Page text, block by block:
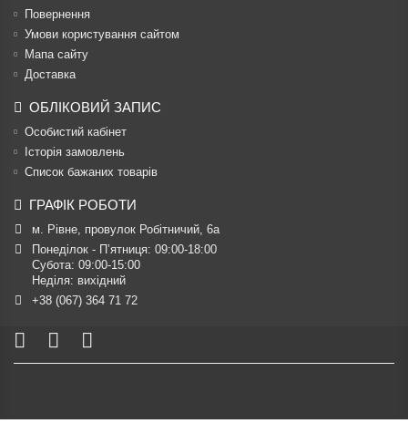
Повернення
Умови користування сайтом
Мапа сайту
Доставка
ОБЛІКОВИЙ ЗАПИС
Особистий кабінет
Історія замовлень
Список бажаних товарів
ГРАФІК РОБОТИ
м. Рівне, провулок Робітничий, 6а
Понеділок - П’ятниця: 09:00-18:00
Субота: 09:00-15:00
Неділя: вихідний
+38 (067) 364 71 72